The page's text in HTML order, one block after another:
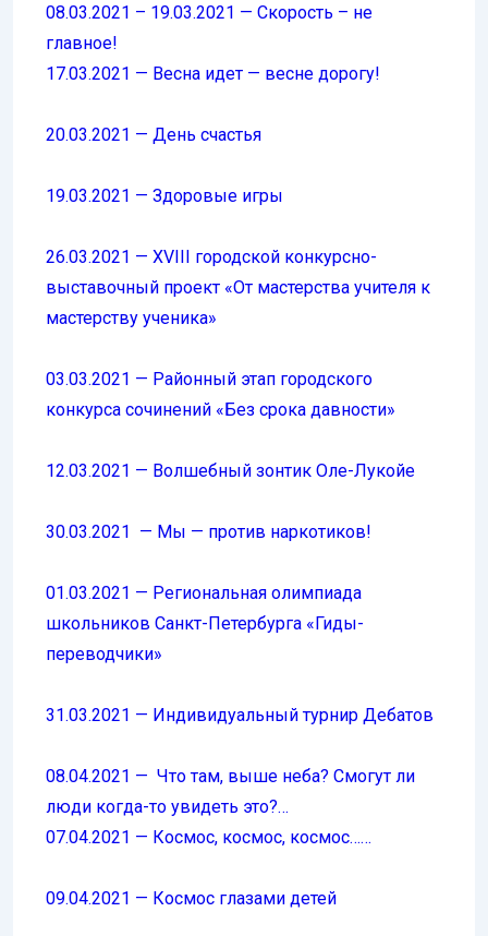
08.03.2021 – 19.03.2021 — Скорость – не
главное!
17.03.2021 — Весна идет — весне дорогу!
20.03.2021 — День счастья
19.03.2021 — Здоровые игры
26.03.2021 — XVIII городской конкурсно-
выставочный проект «От мастерства учителя к
мастерству ученика»
03.03.2021 — Районный этап городского
конкурса сочинений «Без срока давности»
12.03.2021 — Волшебный зонтик Оле-Лукойе
30.03.2021 — Мы — против наркотиков!
01.03.2021 — Региональная олимпиада
школьников Санкт-Петербурга «Гиды-
переводчики»
31.03.2021 — Индивидуальный турнир Дебатов
08.04.2021 — Что там, выше неба? Смогут ли
люди когда-то увидеть это?…
07.04.2021 — Космос, космос, космос……
09.04.2021 — Космос глазами детей